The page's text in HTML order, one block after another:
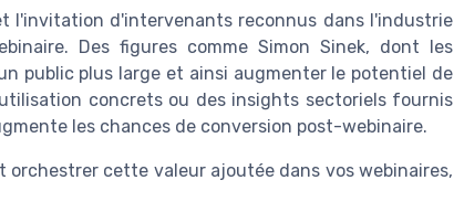
l'invitation d'intervenants reconnus dans l'industrie
Des figures comme Simon Sinek, dont les
public plus large et ainsi augmenter le potentiel de
concrets ou des insights sectoriels fournis
les chances de conversion post-webinaire.
cette valeur ajoutée dans vos webinaires,